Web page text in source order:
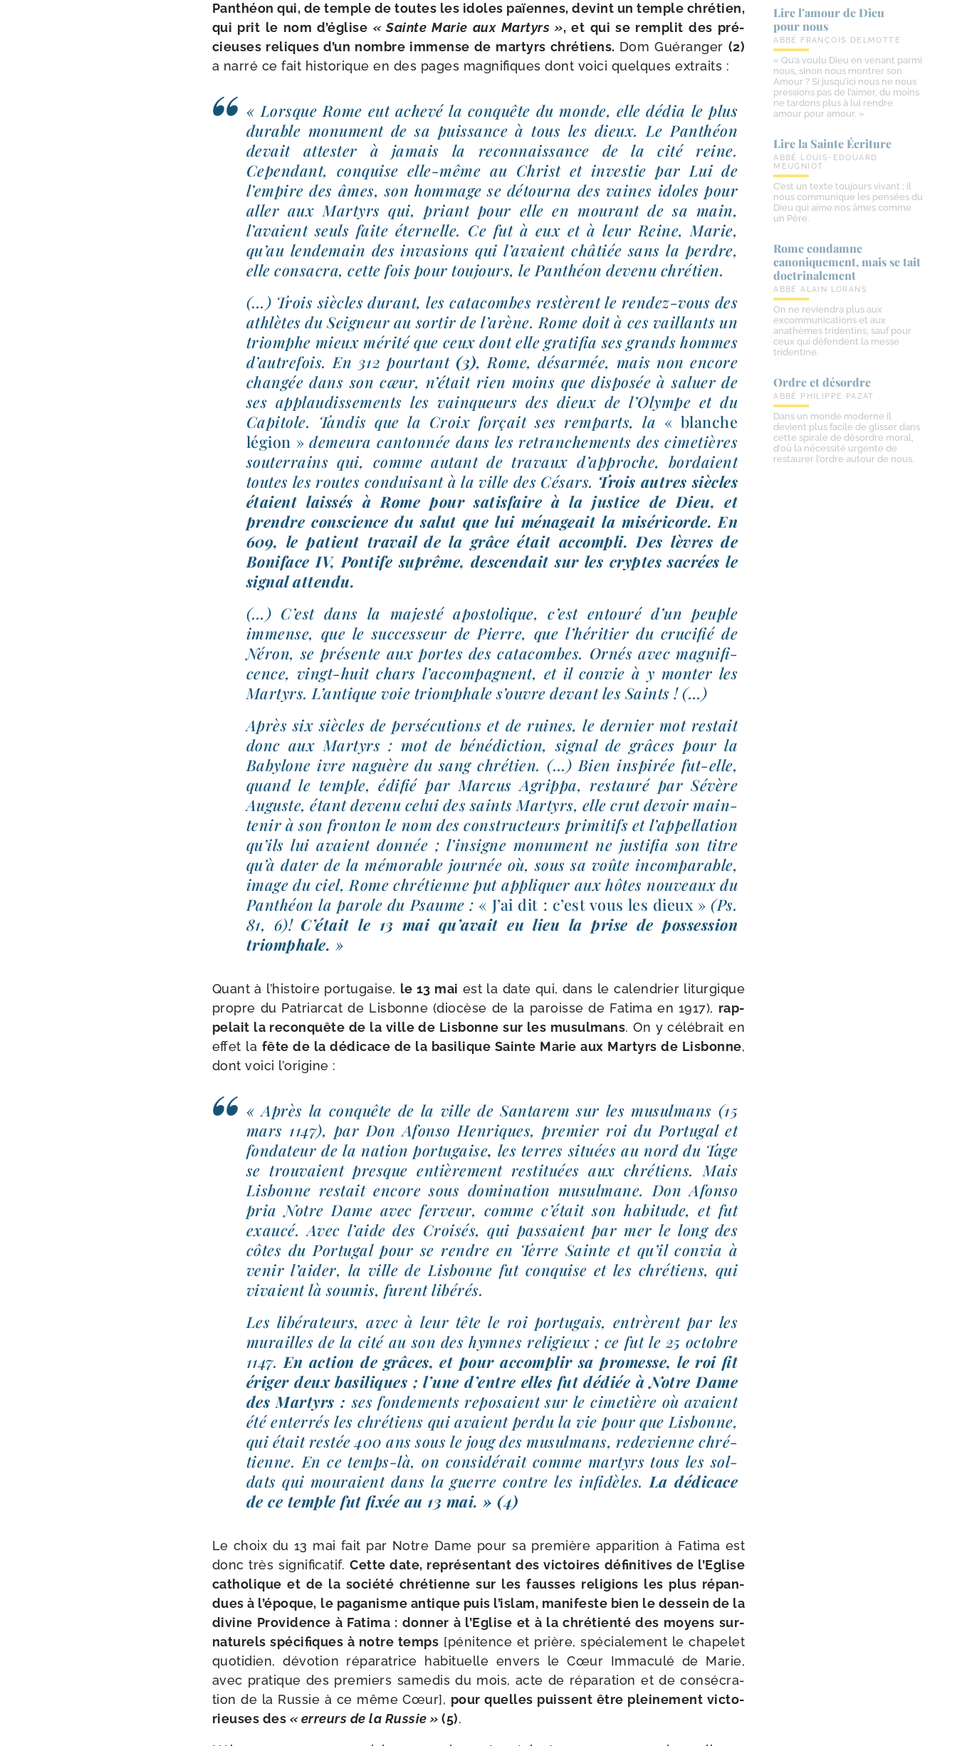
Panthéon qui, de temple de toutes les idoles païennes, devint un temple chré­tien,
qui prit le nom d’église « Sainte Marie aux Martyrs », et qui se rem­plit des pré­
cieuses reliques d’un nombre immense de mar­tyrs chré­tiens. Dom Guéranger (2)
a nar­ré ce fait his­to­rique en des pages magni­fiques dont voi­ci quelques extraits :
« Lorsque Rome eut ache­vé la conquête du monde, elle dédia le plus
durable monu­ment de sa puis­sance à tous les dieux. Le Panthéon
devait attes­ter à jamais la recon­nais­sance de la cité reine.
Cependant, conquise elle-​même au Christ et inves­tie par Lui de
l’empire des âmes, son hom­mage se détour­na des vaines idoles pour
aller aux Martyrs qui, priant pour elle en mou­rant de sa main,
l’avaient seuls faite éter­nelle. Ce fut à eux et à leur Reine, Marie,
qu’au len­de­main des inva­sions qui l’avaient châ­tiée sans la perdre,
elle consa­cra, cette fois pour tou­jours, le Panthéon deve­nu chrétien.
(…) Trois siècles durant, les cata­combes res­tèrent le rendez-​vous des
ath­lètes du Seigneur au sor­tir de l’arène. Rome doit à ces vaillants un
triomphe mieux méri­té que ceux dont elle gra­ti­fia ses grands hommes
d’autrefois. En 312 pour­tant (3), Rome, désar­mée, mais non encore
chan­gée dans son cœur, n’était rien moins que dis­po­sée à saluer de
ses applau­dis­se­ments les vain­queurs des dieux de l’Olympe et du
Capitole. Tandis que la Croix for­çait ses rem­parts, la « blanche
légion » demeu­ra can­ton­née dans les retran­che­ments des cime­tières
sou­ter­rains qui, comme autant de tra­vaux d’approche, bor­daient
toutes les routes condui­sant à la ville des Césars. Trois autres siècles
étaient lais­sés à Rome pour satis­faire à la jus­tice de Dieu, et
prendre conscience du salut que lui ména­geait la misé­ri­corde. En
609, le patient tra­vail de la grâce était accom­pli. Des lèvres de
Boniface IV, Pontife suprême, des­cen­dait sur les cryptes sacrées le
signal attendu.
(…) C’est dans la majes­té apos­to­lique, c’est entou­ré d’un peuple
immense, que le suc­ces­seur de Pierre, que l’héritier du cru­ci­fié de
Néron, se pré­sente aux portes des cata­combes. Ornés avec magni­fi­
cence, vingt-​huit chars l’accompagnent, et il convie à y mon­ter les
Martyrs. L’antique voie triom­phale s’ouvre devant les Saints ! (…)
Après six siècles de per­sé­cu­tions et de ruines, le der­nier mot res­tait
donc aux Martyrs : mot de béné­dic­tion, signal de grâces pour la
Babylone ivre naguère du sang chré­tien. (…) Bien ins­pi­rée fut-​elle,
quand le temple, édi­fié par Marcus Agrippa, res­tau­ré par Sévère
Auguste, étant deve­nu celui des saints Martyrs, elle crut devoir main­
te­nir à son fron­ton le nom des construc­teurs pri­mi­tifs et l’appellation
qu’ils lui avaient don­née ; l’insigne monu­ment ne jus­ti­fia son titre
qu’à dater de la mémo­rable jour­née où, sous sa voûte incom­pa­rable,
image du ciel, Rome chré­tienne put appli­quer aux hôtes nou­veaux du
Panthéon la parole du Psaume :« J’ai dit : c’est vous les dieux » (Ps.
81, 6)! C’était le 13 mai qu’avait eu lieu la prise de pos­ses­sion
triom­phale. »
Quant à l’histoire por­tu­gaise, le 13 mai est la date qui, dans le calen­drier litur­gique
propre du Patriarcat de Lisbonne (dio­cèse de la paroisse de Fatima en 1917), rap­
pe­lait la recon­quête de la ville de Lisbonne sur les musul­mans. On y célé­brait en
effet la fête de la dédi­cace de la basi­lique Sainte Marie aux Martyrs de Lisbonne,
dont voi­ci l’origine :
« Après la conquête de la ville de Santarem sur les musul­mans (15
mars 1147), par Don Afonso Henriques, pre­mier roi du Portugal et
fon­da­teur de la nation por­tu­gaise, les terres situées au nord du Tage
se trou­vaient presque entiè­re­ment res­ti­tuées aux chré­tiens. Mais
Lisbonne res­tait encore sous domi­na­tion musul­mane. Don Afonso
pria Notre Dame avec fer­veur, comme c’était son habi­tude, et fut
exau­cé. Avec l’aide des Croisés, qui pas­saient par mer le long des
côtes du Portugal pour se rendre en Terre Sainte et qu’il convia à
venir l’aider, la ville de Lisbonne fut conquise et les chré­tiens, qui
vivaient là sou­mis, furent libérés.
Les libé­ra­teurs, avec à leur tête le roi por­tu­gais, entrèrent par les
murailles de la cité au son des hymnes reli­gieux ; ce fut le 25 octobre
1147. En action de grâces, et pour accom­plir sa pro­messe, le roi fit
éri­ger deux basi­liques ; l’une d’entre elles fut dédiée à Notre Dame
des Martyrs :ses fon­de­ments repo­saient sur le cime­tière où avaient
été enter­rés les chré­tiens qui avaient per­du la vie pour que Lisbonne,
qui était res­tée 400 ans sous le joug des musul­mans, rede­vienne chré­
tienne. En ce temps-​là, on consi­dé­rait comme mar­tyrs tous les sol­
dats qui mou­raient dans la guerre contre les infi­dèles. La dédi­cace
de ce temple fut fixée au 13 mai. » (4)
Le choix du 13 mai fait par Notre Dame pour sa pre­mière appa­ri­tion à Fatima est
donc très signi­fi­ca­tif. Cette date, repré­sen­tant des vic­toires défi­ni­tives de l’Eglise
catho­lique et de la socié­té chré­tienne sur les fausses reli­gions les plus répan­
dues à l’époque, le paga­nisme antique puis l’islam, mani­feste bien le des­sein de la
divine Providence à Fatima : don­ner à l’Eglise et à la chré­tien­té des moyens sur­
na­tu­rels spé­ci­fiques à notre temps [péni­tence et prière, spé­cia­le­ment le cha­pe­let
quo­ti­dien, dévo­tion répa­ra­trice habi­tuelle envers le Cœur Immaculé de Marie,
avec pra­tique des pre­miers same­dis du mois, acte de répa­ra­tion et de consé­cra­
tion de la Russie à ce même Cœur], pour quelles puissent être plei­ne­ment vic­to­
rieuses des « erreurs de la Russie » (5).
Lire l’amour de Dieu
pour nous
ABBÉ FRANÇOIS DELMOTTE
« Qu’a voulu Dieu en venant parmi
nous, sinon nous montrer son
Amour ? Si jusqu’ici nous ne nous
pressions pas de l’aimer, du moins
ne tardons plus à lui rendre
amour pour amour. »
Lire la Sainte Écriture
ABBÉ LOUIS-EDOUARD
MEUGNIOT
C’est un texte toujours vivant ; il
nous communique les pensées du
Dieu qui aime nos âmes comme
un Père.
Rome condamne
canoniquement, mais se tait
doctrinalement
ABBÉ ALAIN LORANS
On ne reviendra plus aux
excommunications et aux
anathèmes tridentins, sauf pour
ceux qui défendent la messe
tridentine.
Ordre et désordre
ABBÉ PHILIPPE PAZAT
Dans un monde moderne il
devient plus facile de glisser dans
cette spirale de désordre moral,
d’où la nécessité urgente de
restaurer l’ordre autour de nous.